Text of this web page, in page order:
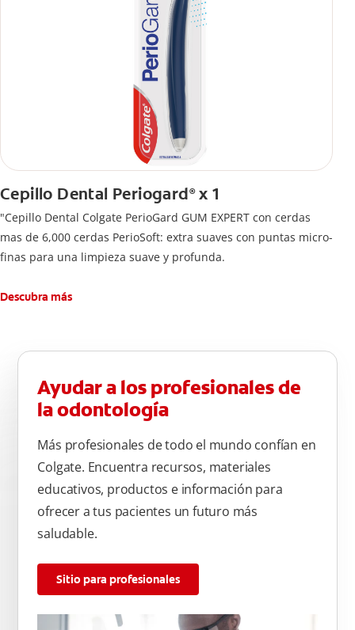
Cepillo Dental Periogard®x 1
"Cepillo Dental Colgate PerioGard GUM EXPERT con cerdas
mas de 6,000 cerdas PerioSoft: extra suaves con puntas micro-
finas para una limpieza suave y profunda.
Descubra más
Ayudar a los profesionales de
la odontología
Más profesionales de todo el mundo confían en
Colgate. Encuentra recursos, materiales
educativos, productos e información para
ofrecer a tus pacientes un futuro más
saludable.
Sitio para profesionales